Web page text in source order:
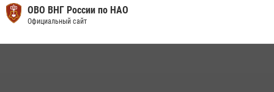
ОВО ВНГ России по НАО
Официальный сайт